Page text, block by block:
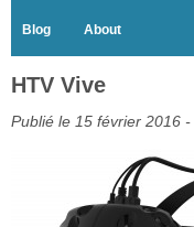
Blog About
HTV Vive
Publié le 15 février 2016 -